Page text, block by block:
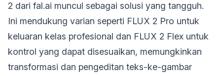
2 dari fal.ai muncul sebagai solusi yang tangguh.
Ini mendukung varian seperti FLUX 2 Pro untuk
keluaran kelas profesional dan FLUX 2 Flex untuk
kontrol yang dapat disesuaikan, memungkinkan
transformasi dan pengeditan teks-ke-gambar